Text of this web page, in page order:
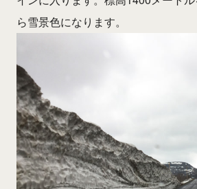
ら雪景色になります。